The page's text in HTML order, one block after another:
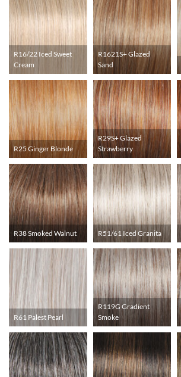
R16/22 Iced Sweet
Cream
R1621S+ Glazed
Sand
R25 Ginger Blonde
R29S+ Glazed
Strawberry
R38 Smoked Walnut R51/61 Iced Granita
R61 Palest Pearl
R119G Gradient
Smoke